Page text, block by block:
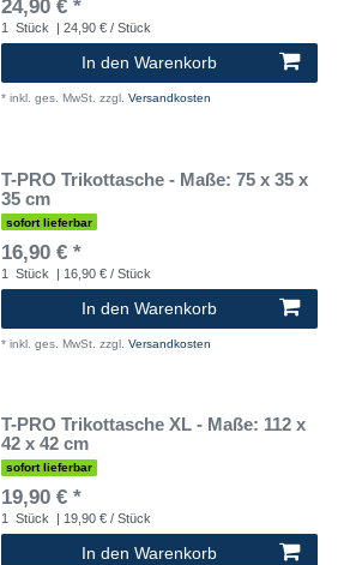
24,90 € *
1 Stück | 24,90 € / Stück
In den Warenkorb
* inkl. ges. MwSt. zzgl. Versandkosten
T-PRO Trikottasche - Maße: 75 x 35 x
35 cm
sofort lieferbar
16,90 € *
1 Stück | 16,90 € / Stück
In den Warenkorb
* inkl. ges. MwSt. zzgl. Versandkosten
T-PRO Trikottasche XL - Maße: 112 x
42 x 42 cm
sofort lieferbar
19,90 € *
1 Stück | 19,90 € / Stück
In den Warenkorb